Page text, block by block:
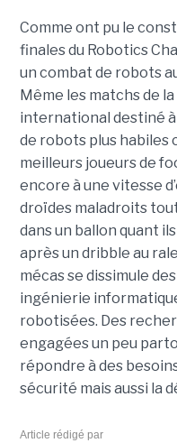
Comme ont pu le
finales du Robotics
un combat de robots
Même les matchs de
international destiné
de robots plus habiles
meilleurs joueurs de
encore à une vitesse
droïdes maladroits
dans un ballon quant
après un dribble au
mécas se dissimule
ingénierie
robotisées. Des
engagées un peu
répondre à des
sécurité mais aussi la
Article rédigé par